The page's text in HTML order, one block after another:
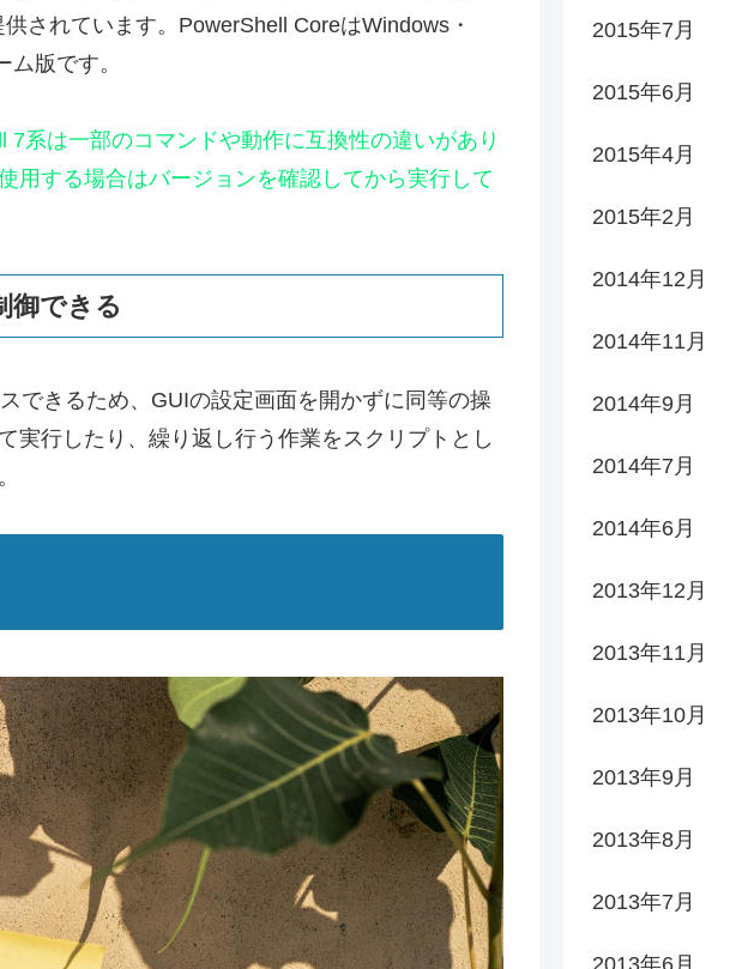
されています。PowerShell CoreはWindows・
版です。
系は一部のコマンドや動作に互換性の違いがあり
用する場合はバージョンを確認してから実行して
御できる
できるため、GUIの設定画面を開かずに同等の操
実行したり、繰り返し行う作業をスクリプトとし
2015年7月
2015年6月
2015年4月
2015年2月
2014年12月
2014年11月
2014年9月
2014年7月
2014年6月
2013年12月
2013年11月
2013年10月
2013年9月
2013年8月
2013年7月
2013年6月